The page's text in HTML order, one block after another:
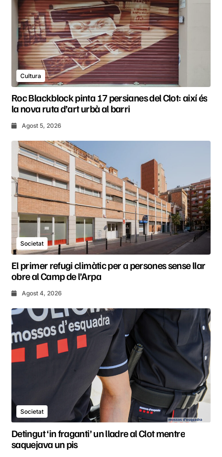
Cultura
Roc Blackblock pinta 17 persianes del Clot: així és
la nova ruta d’art urbà al barri
Agost 5, 2026
Societat
El primer refugi climàtic per a persones sense llar
obre al Camp de l’Arpa
Agost 4, 2026
Societat
Detingut ‘in fraganti’ un lladre al Clot mentre
saquejava un pis